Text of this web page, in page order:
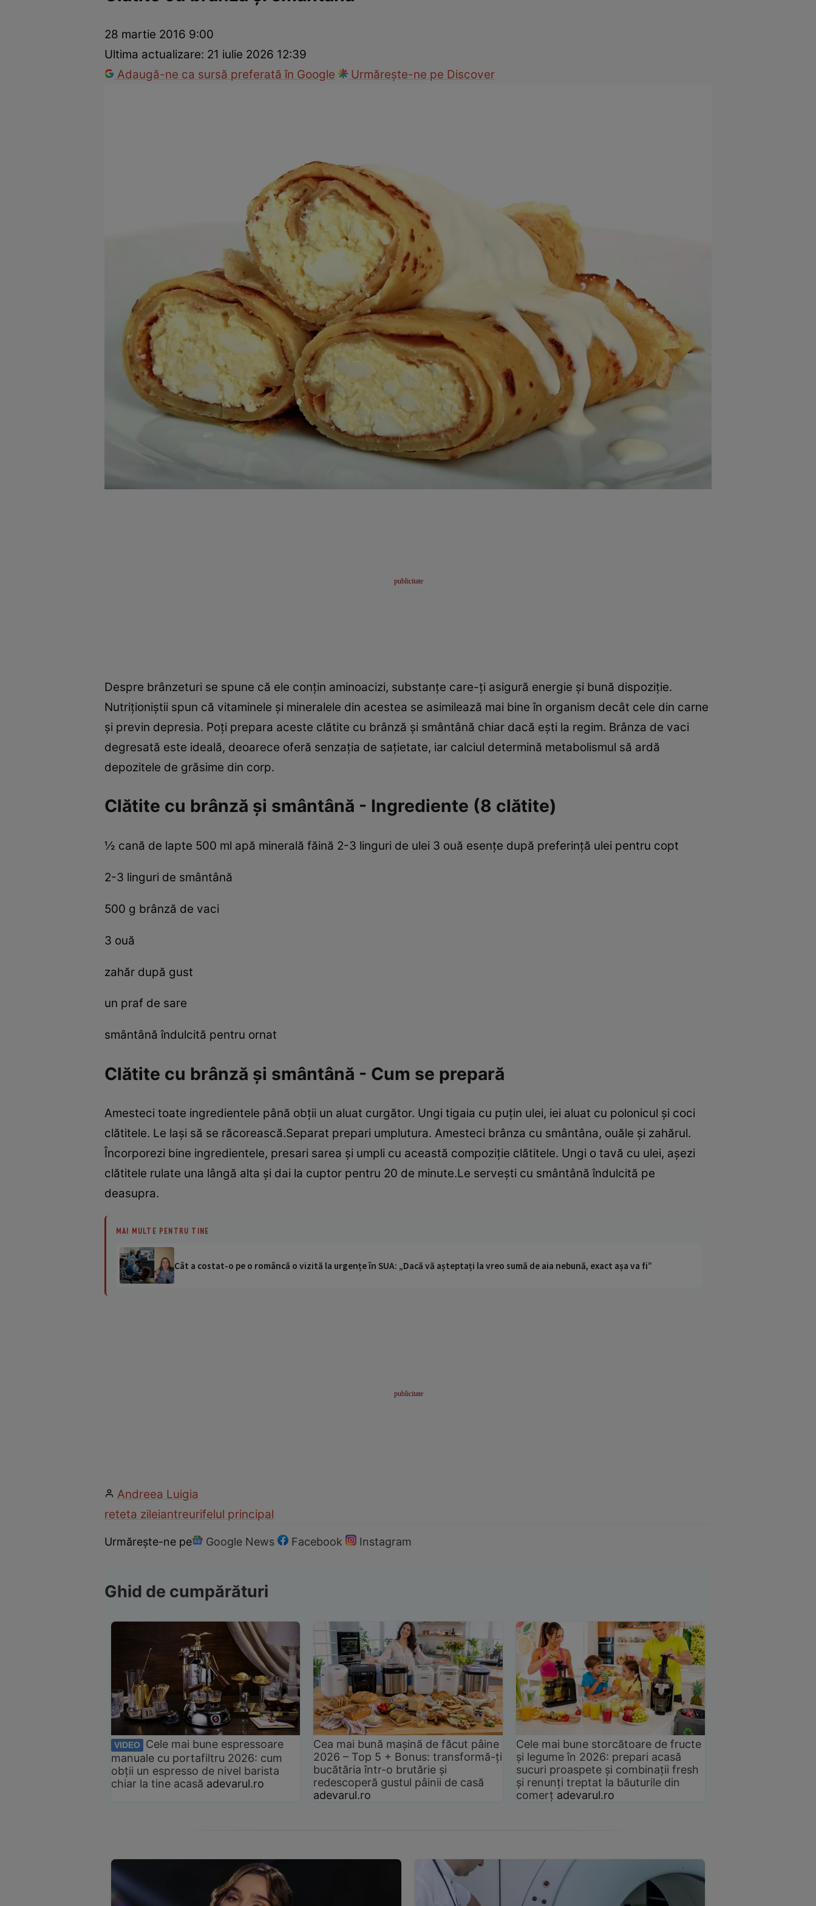
Mâncăruri rapideRețete cu legume
28 martie 2016 9:00
Ultima actualizare: 21 iulie 2026 12:39
Adaugă-ne ca sursă preferată în Google
Urmărește-ne pe Discover
Despre brânzeturi se spune că ele conţin aminoacizi, substanţe care-ţi asigură energie şi bună dispoziţie.
Nutriţioniştii spun că vitaminele şi mineralele din acestea se asimilează mai bine în organism decât cele din carne
şi previn depresia. Poţi prepara aceste clătite cu brânză şi smântână chiar dacă eşti la regim. Brânza de vaci
degresată este ideală, deoarece oferă senzaţia de saţietate, iar calciul determină metabolismul să ardă
depozitele de grăsime din corp.
Clătite cu brânză şi smântână - Ingrediente (8 clătite)
½ cană de lapte 500 ml apă minerală făină 2-3 linguri de ulei 3 ouă esenţe după preferinţă ulei pentru copt
2-3 linguri de smântână
500 g brânză de vaci
3 ouă
zahăr după gust
un praf de sare
smântână îndulcită pentru ornat
Clătite cu brânză şi smântână - Cum se prepară
Amesteci toate ingredientele până obţii un aluat curgător. Ungi tigaia cu puţin ulei, iei aluat cu polonicul şi coci
clătitele. Le laşi să se răcorească.Separat prepari umplutura. Amesteci brânza cu smântâna, ouăle şi zahărul.
Încorporezi bine ingredientele, presari sarea şi umpli cu această compoziţie clătitele. Ungi o tavă cu ulei, aşezi
clătitele rulate una lângă alta şi dai la cuptor pentru 20 de minute.Le serveşti cu smântână îndulcită pe
deasupra.
MAI MULTE PENTRU TINE
Cât a costat-o pe o româncă o vizită la urgențe în SUA: „Dacă vă așteptați la vreo sumă de aia nebună, exact așa va fi”
Andreea Luigia
reteta zileiantreurifelul principal
Urmărește-ne pe Google News Facebook Instagram
Ghid de cumpărături
VIDEO
Cele mai bune espressoare
manuale cu portafiltru 2026: cum
obții un espresso de nivel barista
chiar la tine acasă adevarul.ro
Cea mai bună mașină de făcut pâine
2026 – Top 5 + Bonus: transformă-ți
bucătăria într-o brutărie și
redescoperă gustul pâinii de casă
adevarul.ro
Cele mai bune storcătoare de fructe
și legume în 2026: prepari acasă
sucuri proaspete și combinații fresh
și renunți treptat la băuturile din
comerț adevarul.ro